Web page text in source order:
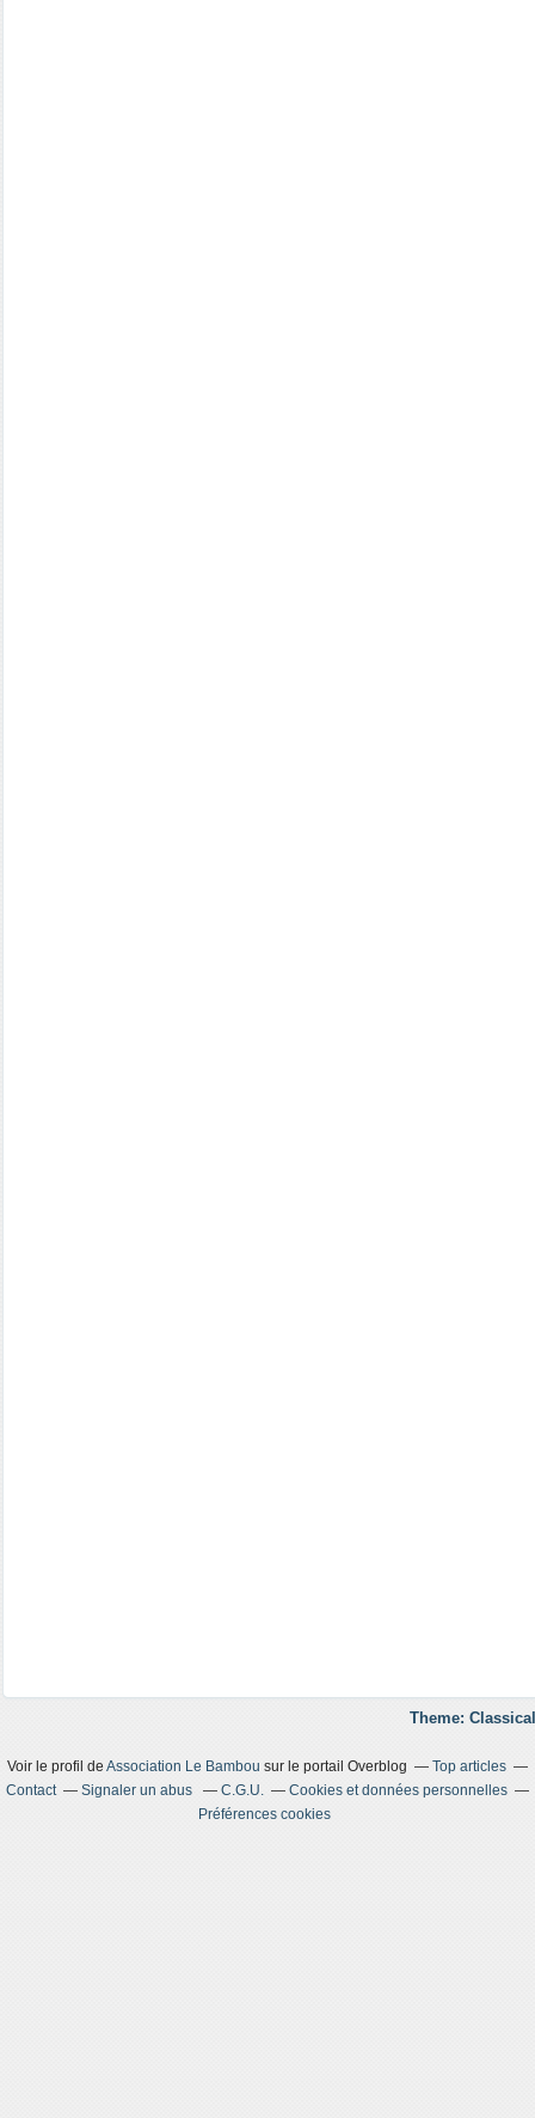
Theme:
Voir le profil de Association Le Bambou sur le portail Overblog
Top articles
Contact
Signaler un abus C.G.U.
Cookies et données personnelles
Préférences cookies